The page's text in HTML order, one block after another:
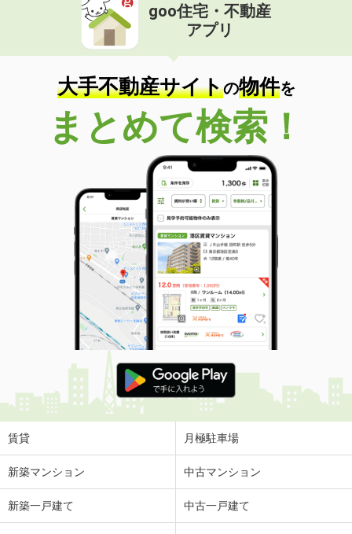
goo住宅・不動産
アプリ
大手不動産サイトの物件を
まとめて検索！
賃貸 月極駐車場
新築マンション 中古マンション
新築一戸建て 中古一戸建て